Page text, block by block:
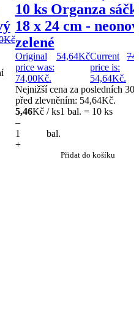
Kč
10 ks Organza
18 x 24 cm -
zelené
Original
price was:
74,00Kč.
54,64KčCurrent
price is:
54,64Kč.
Nejnižší cena za posledních 30
před zlevněním: 54,64Kč.
5,46Kč / ks1 bal. = 10 ks
–
bal.
+
Přidat do košíku